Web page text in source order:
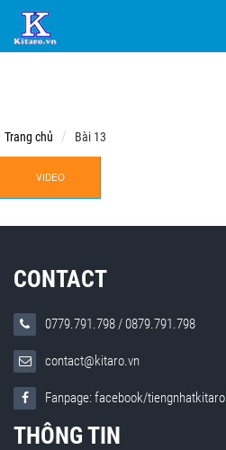
Trang chủ Bài 13
VIDEO
CONTACT
0779.791.798/0879.791.798
contact@kitaro.vn
Fanpage: facebook/tiengnhatkitaro
THÔNG TIN